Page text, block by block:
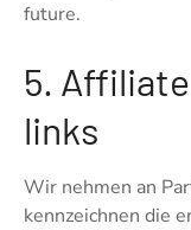
future.
5.
links
Wir nehmen an
kennzeichnen die